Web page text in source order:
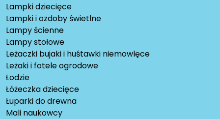
Lampki dziecięce
Lampki i ozdoby świetlne
Lampy ścienne
Lampy stołowe
Leżaczki bujaki i huśtawki niemowlęce
Leżaki i fotele ogrodowe
Łodzie
Łóżeczka dziecięce
Łuparki do drewna
Mali naukowcy